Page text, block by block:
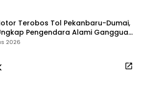
Terobos Tol Pekanbaru-Dumai,
Pengendara Alami Gangguan
2026